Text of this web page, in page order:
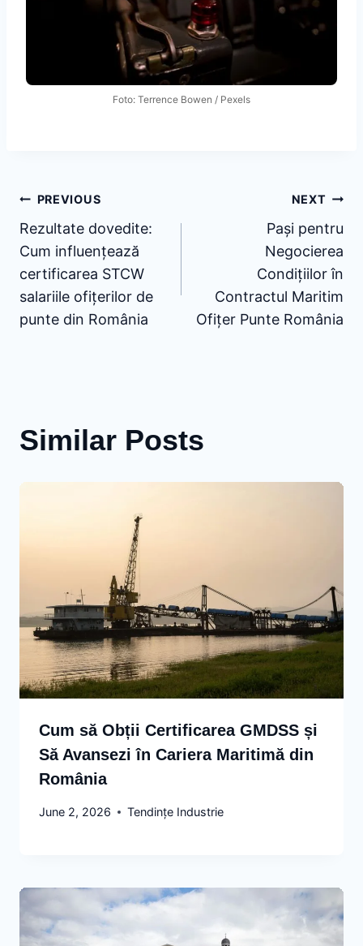
Foto: Terrence Bowen / Pexels
Post
navigation
PREVIOUS
Rezultate dovedite:
Cum influențează
certificarea STCW
salariile ofițerilor de
punte din România
NEXT
Pași pentru
Negocierea
Condițiilor în
Contractul Maritim
Ofițer Punte România
Similar Posts
Cum să Obții Certificarea GMDSS și
Să Avansezi în Cariera Maritimă din
România
June 2, 2026 Tendințe Industrie